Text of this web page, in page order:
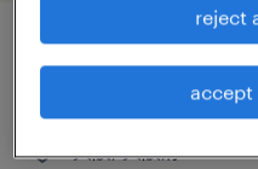
務（契約社員）（
大阪, 大阪府
reject
accept